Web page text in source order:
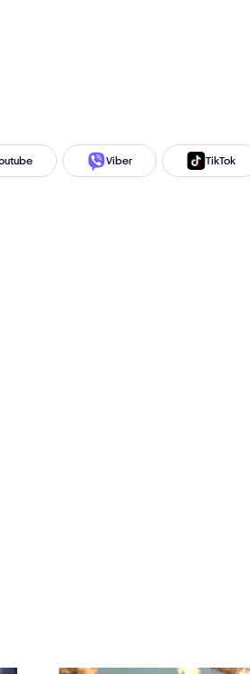
Viber TikTok